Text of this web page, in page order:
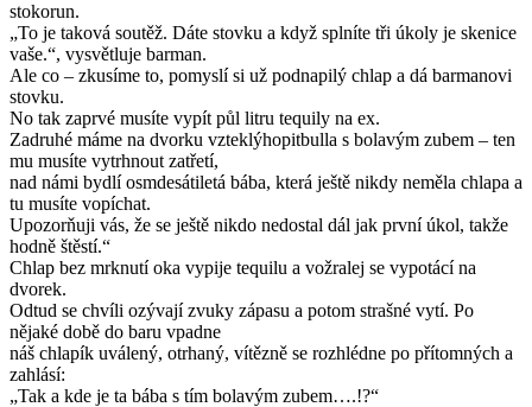
stokorun.
„To je taková soutěž. Dáte stovku a když splníte tři úkoly je skenice
vaše.“, vysvětluje barman.
Ale co – zkusíme to, pomyslí si už podnapilý chlap a dá barmanovi
stovku.
No tak zaprvé musíte vypít půl litru tequily na ex.
Zadruhé máme na dvorku vzteklýhopitbulla s bolavým zubem – ten
mu musíte vytrhnout zatřetí,
nad námi bydlí osmdesátiletá bába, která ještě nikdy neměla chlapa a
tu musíte vopíchat.
Upozorňuji vás, že se ještě nikdo nedostal dál jak první úkol, takže
hodně štěstí.“
Chlap bez mrknutí oka vypije tequilu a vožralej se vypotácí na
dvorek.
Odtud se chvíli ozývají zvuky zápasu a potom strašné vytí. Po
nějaké době do baru vpadne
náš chlapík uválený, otrhaný, vítězně se rozhlédne po přítomných a
zahlásí:
„Tak a kde je ta bába s tím bolavým zubem….!?“